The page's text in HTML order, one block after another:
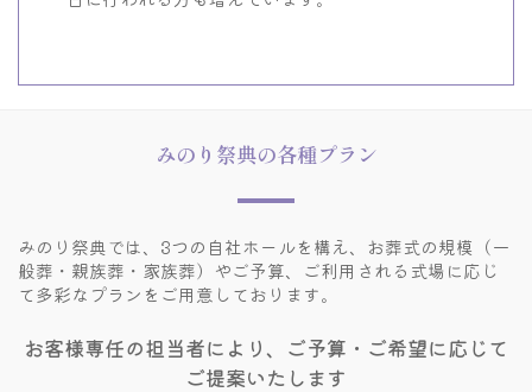
みのり祭典の各種プラン
みのり祭典では、3つの自社ホールを構え、 お葬式の規模（一
般葬・親族葬・家族葬）やご予算、 ご利用される式場に応じ
て多彩なプランをご用意しております。
お客様専任の担当者により、ご予算・ご希望に応じて
ご提案いたします